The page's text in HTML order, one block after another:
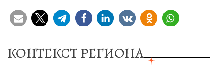
КОНТЕКСТ РЕГИОНА